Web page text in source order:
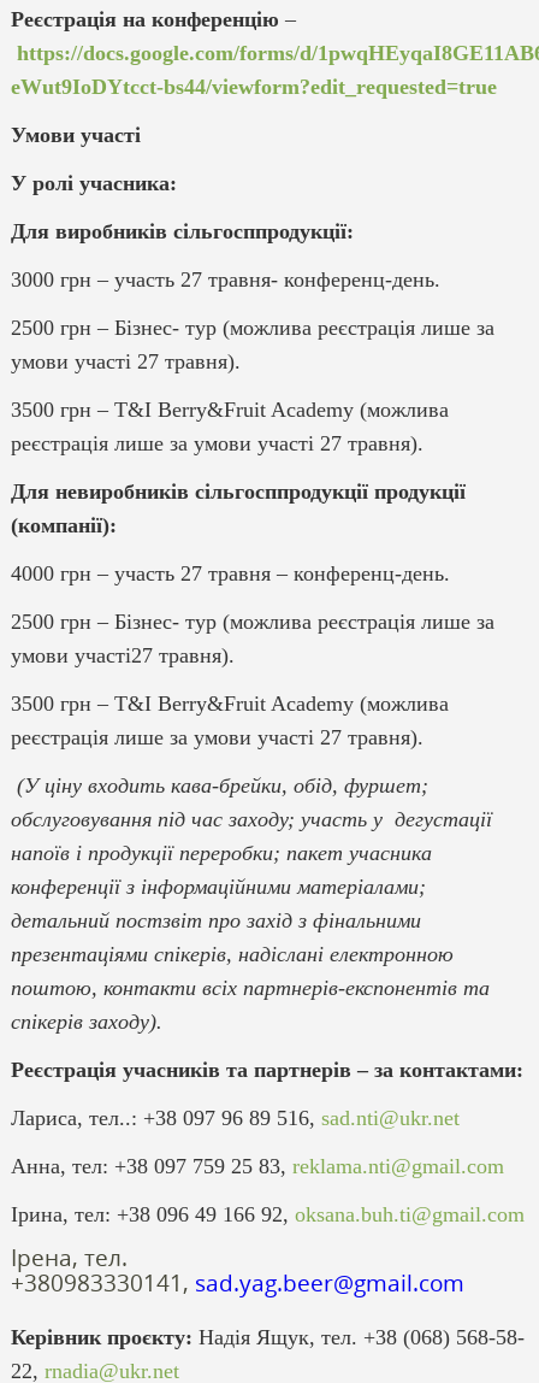
Реєстрація на конференцію –
https://docs.google.com/forms/d/
eWut9IoDYtcct-bs44/viewform?edit_requested=true
Умови участі
У ролі учасника:
Для виробників сільгосппродукції:
3000 грн – участь 27 травня- конференц-день.
2500 грн – Бізнес- тур (можлива реєстрація лише за
умови участі 27 травня).
3500 грн – T&I Berry&Fruit Academy (можлива
реєстрація лише за умови участі 27 травня).
Для невиробників сільгосппродукції продукції
(компанії):
4000 грн – участь 27 травня – конференц-день.
2500 грн – Бізнес- тур (можлива реєстрація лише за
умови участі27 травня).
3500 грн – T&I Berry&Fruit Academy (можлива
реєстрація лише за умови участі 27 травня).
(У ціну входить кава-брейки, обід, фуршет;
обслуговування під час заходу; участь у дегустації
напоїв і продукції переробки; пакет учасника
конференції з інформаційними матеріалами;
детальний постзвіт про захід з фінальними
презентаціями спікерів, надіслані електронною
поштою, контакти всіх партнерів-експонентів та
спікерів заходу).
Реєстрація учасників та партнерів – за контактами:
Лариса, тел..: +38 097 96 89 516, sad.nti@ukr.net
Анна, тел: +38 097 759 25 83, reklama.nti@gmail.com
Ірина, тел: +38 096 49 166 92, oksana.buh.ti@gmail.com
Ірена, тел.
+380983330141, sad.yag.beer@gmail.com
Керівник проєкту: Надія Ящук, тел. +38 (068) 568-58-
22, rnadia@ukr.net